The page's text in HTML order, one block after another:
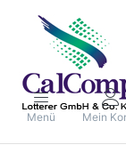
Menü Mein